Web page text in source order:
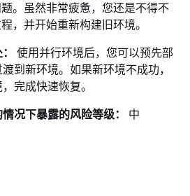
。虽然非常疲惫，您还是不得不
，并开始重新构建旧环境。
使用并行环境后，您可以预先部
到新环境。如果新环境不成功，
完成快速恢复。
况下暴露的风险等级：
中